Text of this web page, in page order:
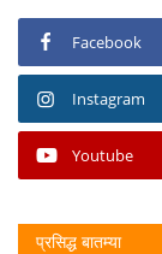
Facebook
Instagram
Youtube
प्रसिद्ध बातम्या